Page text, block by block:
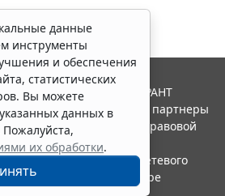
данные
инструменты
и обеспечения
статистических
Вы можете
данных в
Пожалуйста,
их обработки.
2026. Система ГАРАНТ
Компания "Гарант" и ее партнеры
Российской ассоциации правовой
в качестве сетевого
по надзору в сфере